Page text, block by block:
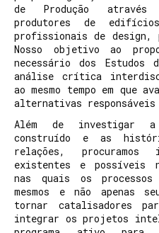
de Produção
produtores de
profissionais de design,
Nosso objetivo ao
necessário dos Estudos
análise crítica
ao mesmo tempo em que
alternativas
Além de investigar a
construído e as
relações,
existentes e possíveis
nas quais os
mesmos e não apenas
tornar catalisadores
integrar os projetos